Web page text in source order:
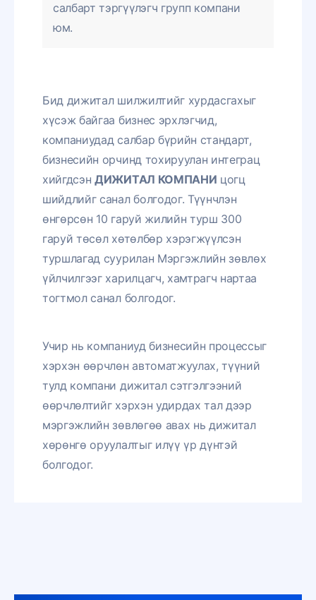
салбарт тэргүүлэгч групп компани
юм.
Бид дижитал шилжилтийг хурдасгахыг
хүсэж байгаа бизнес эрхлэгчид,
компаниудад салбар бүрийн стандарт,
бизнесийн орчинд тохируулан интеграц
хийгдсэнДИЖИТАЛ КОМПАНИ цогц
шийдлийг санал болгодог. Түүнчлэн
өнгөрсөн 10 гаруй жилийн турш 300
гаруй төсөл хөтөлбөр хэрэгжүүлсэн
туршлагад суурилан Мэргэжлийн зөвлөх
үйлчилгээг харилцагч, хамтрагч нартаа
тогтмол санал болгодог.
Учир нь компаниуд бизнесийн процессыг
хэрхэн өөрчлөн автоматжуулах, түүний
тулд компани дижитал сэтгэлгээний
өөрчлөлтийг хэрхэн удирдах тал дээр
мэргэжлийн зөвлөгөө авах нь дижитал
хөрөнгө оруулалтыг илүү үр дүнтэй
болгодог.